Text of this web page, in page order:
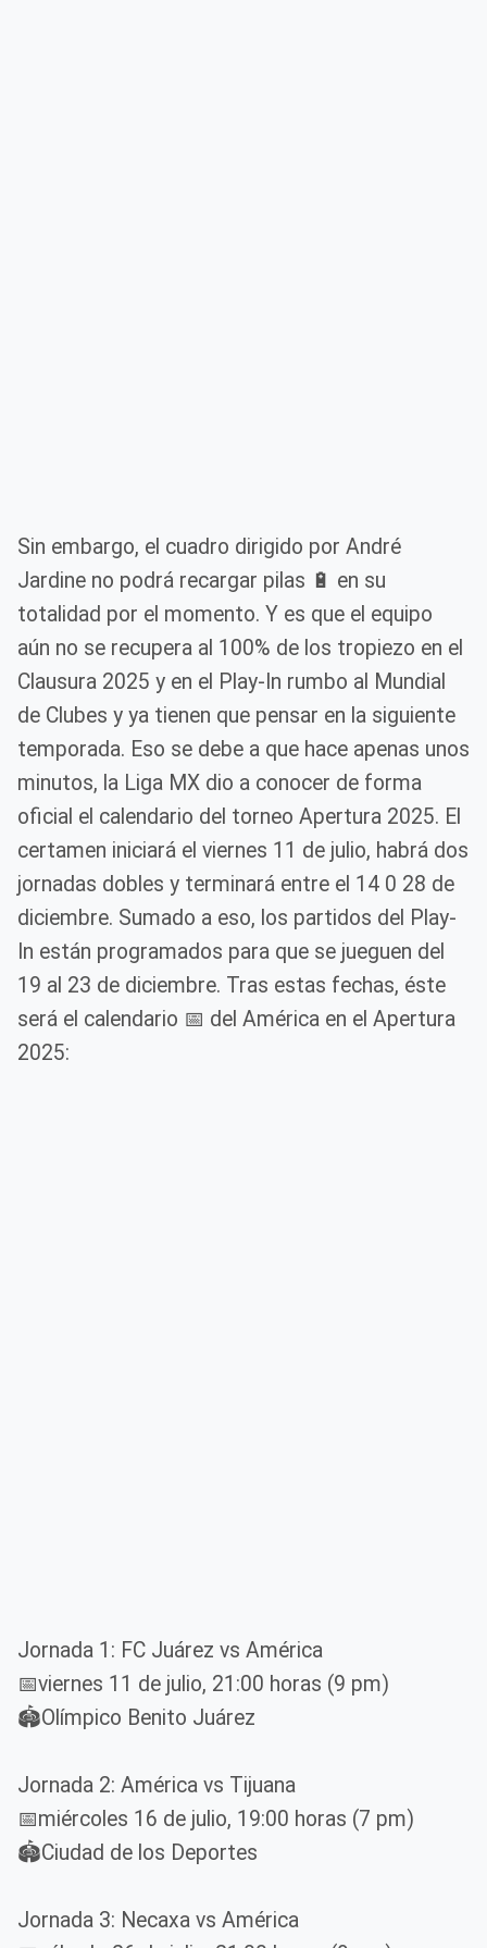
Sin embargo, el cuadro dirigido por André
Jardine no podrá recargar pilas 🔋 en su
totalidad por el momento. Y es que el equipo
aún no se recupera al 100% de los tropiezo en el
Clausura 2025 y en el Play-In rumbo al Mundial
de Clubes y ya tienen que pensar en la siguiente
temporada. Eso se debe a que hace apenas unos
minutos, la Liga MX dio a conocer de forma
oficial el calendario del torneo Apertura 2025. El
certamen iniciará el viernes 11 de julio, habrá dos
jornadas dobles y terminará entre el 14 0 28 de
diciembre. Sumado a eso, los partidos del Play-
In están programados para que se jueguen del
19 al 23 de diciembre. Tras estas fechas, éste
será el calendario 📅 del América en el Apertura
2025:
Jornada 1: FC Juárez vs América
📅viernes 11 de julio, 21:00 horas (9 pm)
🏟️Olímpico Benito Juárez
Jornada 2: América vs Tijuana
📅miércoles 16 de julio, 19:00 horas (7 pm)
🏟️Ciudad de los Deportes
Jornada 3: Necaxa vs América